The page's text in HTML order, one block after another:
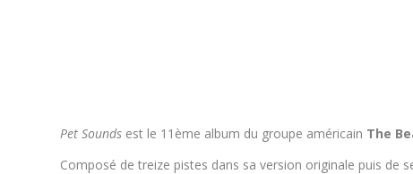
Pet Sounds est le 11ème album du groupe américain The
Composé de treize pistes dans sa version originale puis de